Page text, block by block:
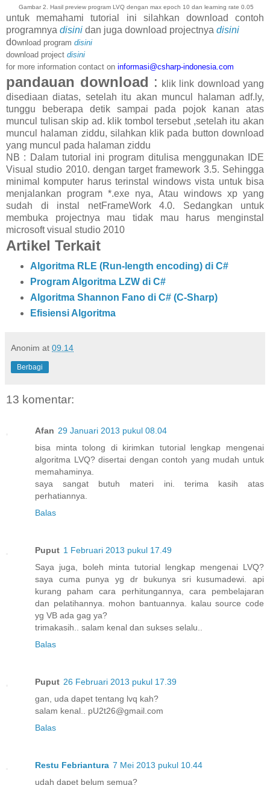
Gambar 2. Hasil preview program LVQ dengan max epoch 10 dan learning rate 0.05
untuk memahami tutorial ini silahkan download contoh
programnya disini dan juga download projectnya disini
download program disini
download project disini
for more information contact on informasi@csharp-indonesia.com
pandauan download : klik link download yang
disediaan diatas, setelah itu akan muncul halaman adf.ly,
tunggu beberapa detik sampai pada pojok kanan atas
muncul tulisan skip ad. klik tombol tersebut ,setelah itu akan
muncul halaman ziddu, silahkan klik pada button download
yang muncul pada halaman ziddu
NB : Dalam tutorial ini program ditulisa menggunakan IDE
Visual studio 2010. dengan target framework 3.5. Sehingga
minimal komputer harus terinstal windows vista untuk bisa
menjalankan program *.exe nya, Atau windows xp yang
sudah di instal netFrameWork 4.0. Sedangkan untuk
membuka projectnya mau tidak mau harus menginstal
microsoft visual studio 2010
Artikel Terkait
Algoritma RLE (Run-length encoding) di C#
Program Algoritma LZW di C#
Algoritma Shannon Fano di C# (C-Sharp)
Efisiensi Algoritma
Anonim at 09.14
Berbagi
13 komentar:
Afan 29 Januari 2013 pukul 08.04
bisa minta tolong di kirimkan tutorial lengkap mengenai
algoritma LVQ? disertai dengan contoh yang mudah untuk
memahaminya.
saya sangat butuh materi ini. terima kasih atas
perhatiannya.
Balas
Puput 1 Februari 2013 pukul 17.49
Saya juga, boleh minta tutorial lengkap mengenai LVQ?
saya cuma punya yg dr bukunya sri kusumadewi. api
kurang paham cara perhitungannya, cara pembelajaran
dan pelatihannya. mohon bantuannya. kalau source code
yg VB ada gag ya?
trimakasih.. salam kenal dan sukses selalu..
Balas
Puput 26 Februari 2013 pukul 17.39
gan, uda dapet tentang lvq kah?
salam kenal.. pU2t26@gmail.com
Balas
Restu Febriantura 7 Mei 2013 pukul 10.44
udah dapet belum semua?